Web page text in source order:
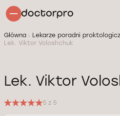
Główna
Lekarze poradni
Lek. Viktor Voloshchuk
Lek. Viktor
5 z 5